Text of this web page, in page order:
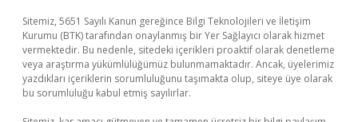
Sitemiz, 5651 Sayılı Kanun gereğince Bilgi Teknolojileri ve İletişim
Kurumu (BTK) tarafından onaylanmış bir Yer Sağlayıcı olarak hizmet
vermektedir. Bu nedenle, sitedeki içerikleri proaktif olarak denetleme
veya araştırma yükümlülüğümüz bulunmamaktadır. Ancak, üyelerimiz
yazdıkları içeriklerin sorumluluğunu taşımakta olup, siteye üye olarak
bu sorumluluğu kabul etmiş sayılırlar.